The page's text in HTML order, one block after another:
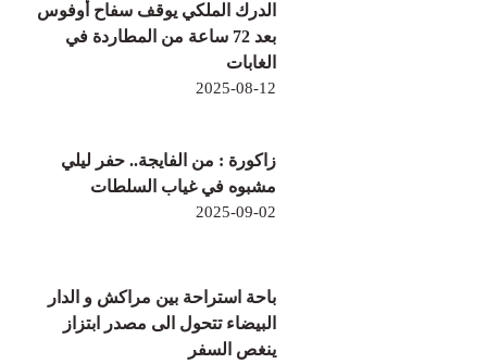
الدرك الملكي يوقف سفاح أوفوس
بعد 72 ساعة من المطاردة في
الغابات
2025-08-12
زاكورة : من الفايجة.. حفر ليلي
مشبوه في غياب السلطات
2025-09-02
باحة استراحة بين مراكش و الدار
البيضاء تتحول الى مصدر ابتزاز
ينغص السفر